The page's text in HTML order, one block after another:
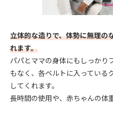
立体的な造りで、体勢に無理の
れます。
パパとママの身体にもしっかり
もなく、各ベルトに入っている
してくれます。
長時間の使用や、赤ちゃんの体